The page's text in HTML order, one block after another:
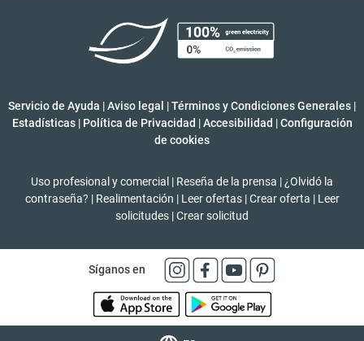
Servicio de Ayuda |Aviso legal |Términos y Condiciones Generales |
Estadísticas | Política de Privacidad | Accesibilidad | Configuración
de cookies
Uso profesional y comercial | Reseña de la prensa | ¿Olvidó la
contraseña? | Realimentación | Leer ofertas | Crear oferta | Leer
solicitudes |Crear solicitud
Síganos en